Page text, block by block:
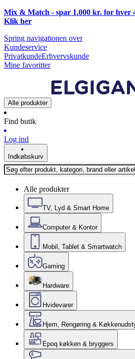
Mix & Match - spar 1.000 kr. for hver
Klik her
Spring navigationen over
Kundeservice
PrivatkundeErhvervskunde
Mine favoritter
Alle produkter
Find butik
Log ind
Indkøbskurv
Alle produkter
TV, Lyd & Smart Home
Computer & Kontor
Mobil, Tablet & Smartwatch
Gaming
Hardware
Hvidevarer
Hjem, Rengøring &
Epoq køkken & bryggers